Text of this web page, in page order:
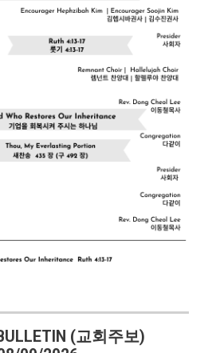
CHURCH BULLETIN (교